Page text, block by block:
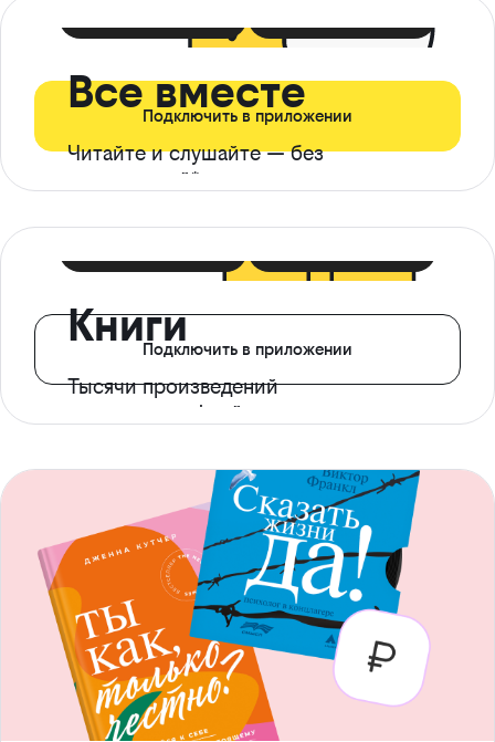
Все вместе
Читайте и слушайте — без
ограничений*
Подключить в приложении
Книги
Тысячи произведений
с доступом офлайн
Подключить в приложении